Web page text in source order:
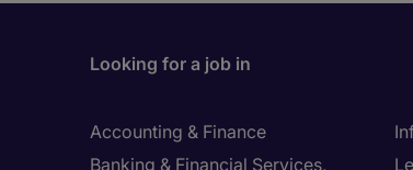
Looking for a job in
Accounting & Finance
Banking & Financial Services,